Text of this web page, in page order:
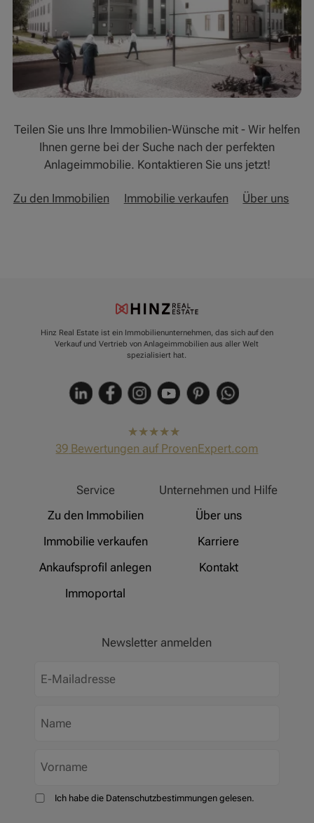
Teilen Sie uns Ihre Immobilien-Wünsche mit - Wir helfen
Ihnen gerne bei der Suche nach der perfekten
Anlageimmobilie. Kontaktieren Sie uns jetzt!
Zu den Immobilien Immobilie verkaufen Über uns
Hinz Real Estate ist ein Immobilienunternehmen, das sich auf den
Verkauf und Vertrieb von Anlageimmobilien aus aller Welt
spezialisiert hat.
hat4,91
von5
39 Bewertungen auf ProvenExpert.com
Service
Zu den Immobilien
Immobilie verkaufen
Ankaufsprofil anlegen
Immoportal
Unternehmen und Hilfe
Über uns
Karriere
Kontakt
Newsletter anmelden
Ich habe die Datenschutzbestimmungen gelesen.